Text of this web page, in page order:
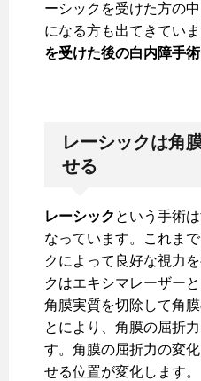
ーシックを受けた方の
になる方も出てきてい
を受けた後の白内障手術
レーシックは角
せる
レーシック という手術
なっています。これま
クによって良好な視力
クはエキシマレーザー
角膜実質を切除して角
とにより、角膜の屈折
す。角膜の屈折力の変
せる位置が変化します。